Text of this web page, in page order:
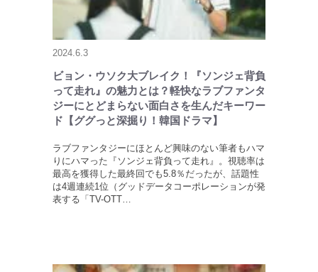
2024.6.3
ビョン・ウソク大ブレイク！『ソンジェ背負
って走れ』の魅力とは？軽快なラブファンタ
ジーにとどまらない面白さを生んだキーワー
ド【ググっと深掘り！韓国ドラマ】
ラブファンタジーにほとんど興味のない筆者もハマ
りにハマった『ソンジェ背負って走れ』。視聴率は
最高を獲得した最終回でも5.8％だったが、話題性
は4週連続1位（グッドデータコーポレーションが発
表する「TV-OTT…